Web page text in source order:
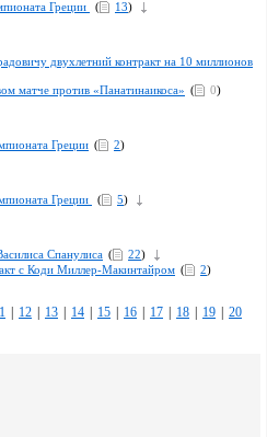
Греции ( 13)
двухлетний контракт на 10 миллионов
матче против «Панатинаикоса» ( 0)
Греции ( 2)
Греции ( 5)
Спанулиса ( 22)
с Коди Миллер-Макинтайром ( 2)
12 13 14 15 16 17 18 19
20